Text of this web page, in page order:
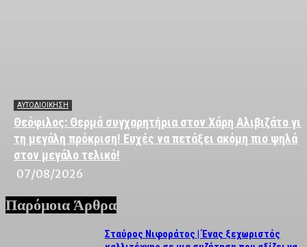
ΑΥΤΟΔΙΟΙΚΗΣΗ
Θεόφιλος: Θερμά συγχαρητήρια στον Χάρη Αλιβιζάτο για
τη μεγάλη πρόκριση! Ευχές να πετάξει ακόμη πιο ψηλά
στον μεγάλο τελικό!
07/08/2026
Παρόμοια Άρθρα
Σταύρος Νιφοράτος | Ένας ξεχωριστός